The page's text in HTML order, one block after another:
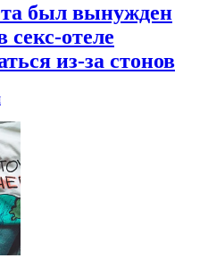
был вынужден
секс-отеле
из-за стонов